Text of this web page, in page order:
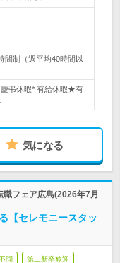
制（週平均40時間以
弔休暇* 有給休暇★有
気になる
フェア広島(2026年7月
【セレモニースタッ
問 第二新卒歓迎